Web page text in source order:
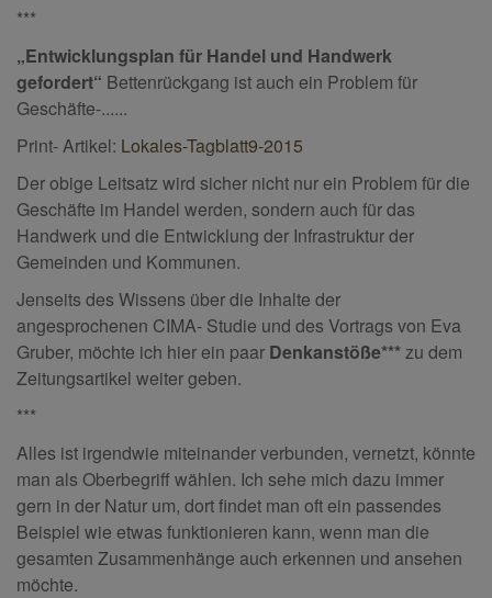
***
„Entwicklungsplan für Handel und Handwerk
gefordert“ Bettenrückgang ist auch ein Problem für
Geschäfte-......
Print- Artikel: Lokales-Tagblatt9-2015
Der obige Leitsatz wird sicher nicht nur ein Problem für die
Geschäfte im Handel werden, sondern auch für das
Handwerk und die Entwicklung der Infrastruktur der
Gemeinden und Kommunen.
Jenseits des Wissens über die Inhalte der
angesprochenen CIMA- Studie und des Vortrags von Eva
Gruber, möchte ich hier ein paar Denkanstöße***zu dem
Zeitungsartikel weiter geben.
***
Alles ist irgendwie miteinander verbunden, vernetzt, könnte
man als Oberbegriff wählen. Ich sehe mich dazu immer
gern in der Natur um, dort findet man oft ein passendes
Beispiel wie etwas funktionieren kann, wenn man die
gesamten Zusammenhänge auch erkennen und ansehen
möchte.